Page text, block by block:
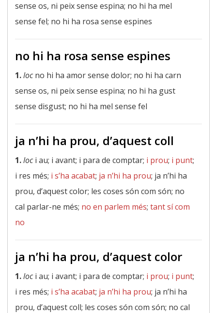
sense os, ni peix sense espina; no hi ha mel
sense fel; no hi ha rosa sense espines
no hi ha rosa sense espines
1.locno hi ha amor sense dolor; no hi ha carn
sense os, ni peix sense espina; no hi ha gust
sense disgust; no hi ha mel sense fel
ja n’hi ha prou, d’aquest coll
1.loci au; i avant; i para de comptar; i prou; i punt;
i res més; i s’ha acabat; ja n’hi ha prou; ja n’hi ha
prou, d’aquest color; les coses són com són; no
cal parlar-ne més; no en parlem més; tant sí com
no
ja n’hi ha prou, d’aquest color
1.loci au; i avant; i para de comptar; i prou; i punt;
i res més; i s’ha acabat; ja n’hi ha prou; ja n’hi ha
prou, d’aquest coll; les coses són com són; no cal